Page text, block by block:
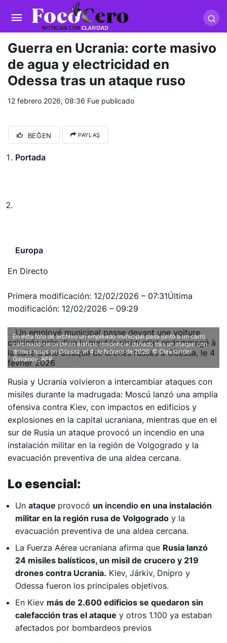
trwin giriş
masterbetting-palacebet1.com-
tlcasino giriş-betandyou-vbett34.com betovis34.net-
skyloftsbet
Guerra en Ucrania: corte masivo
de agua y electricidad en
Odessa tras un ataque ruso
12 febrero 2026, 08:36 Fue publicado
BEĞEN PAYLAŞ
Portada
Europa
En Directo
Primera modificación: 12/02/2026 – 07:31Última
modificación: 12/02/2026 – 09:29
En esta foto de archivo un empleado municipal pasa junto a un carro
calcinado cerca de un edificio residencial dañado tras un ataque con
drones rusos en Odessa, el 4 de febrero de 2026. © Oleksander
Gimanov, AFP
Rusia y Ucrania volvieron a intercambiar ataques con
misiles durante la madrugada: Moscú lanzó una amplia
ofensiva contra Kiev, con impactos en edificios y
explosiones en la capital ucraniana, mientras que en el
sur de Rusia un ataque provocó un incendio en una
instalación militar en la región de Volgogrado y la
evacuación preventiva de una aldea cercana.
Lo esencial:
Unataque provocó un incendio en una instalación
militar en la región rusa de Volgogrado y la
evacuación preventiva de una aldea cercana.
La Fuerza Aérea ucraniana afirma que Rusia lanzó
24 misiles balísticos, un misil de crucero y 219
drones contra Ucrania. Kiev, Járkiv, Dnipro y
Odessa fueron los principales objetivos.
En Kiev más de 2.600 edificios se quedaron sin
calefacción tras el ataque y otros 1.100 ya estaban
afectados por bombardeos previos